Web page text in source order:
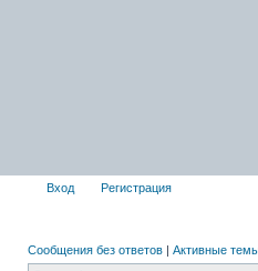
Вход Регистрация
Сообщения без ответов | Активные